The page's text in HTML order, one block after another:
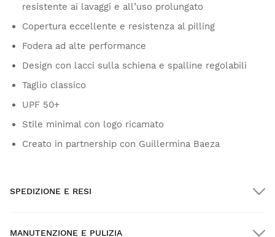
resistente ai lavaggi e all’uso prolungato
Copertura eccellente e resistenza al pilling
Fodera ad alte performance
Design con lacci sulla schiena e spalline regolabili
Taglio classico
UPF 50+
Stile minimal con logo ricamato
Creato in partnership con Guillermina Baeza
SPEDIZIONE E RESI
MANUTENZIONE E PULIZIA